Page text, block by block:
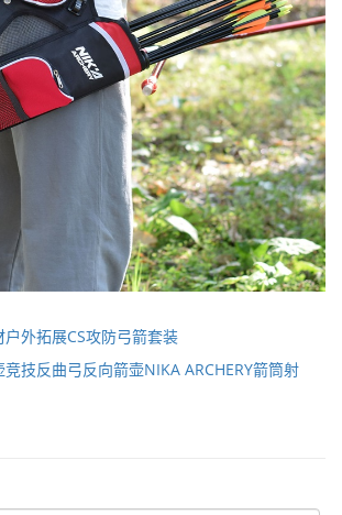
户外拓展CS攻防弓箭套装
技反曲弓反向箭壶NIKA ARCHERY箭筒射